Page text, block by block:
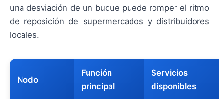
una desviación de un buque puede romper el ritmo
de reposición de supermercados y distribuidores
locales.
Nodo
Función
principal
Servicios
disponibles